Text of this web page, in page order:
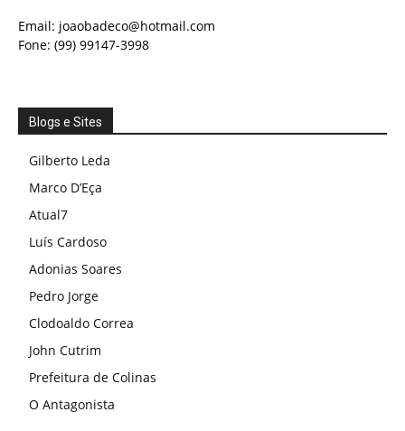
Email: joaobadeco@hotmail.com
Fone: (99) 99147-3998
Blogs e Sites
Gilberto Leda
Marco D’Eça
Atual7
Luís Cardoso
Adonias Soares
Pedro Jorge
Clodoaldo Correa
John Cutrim
Prefeitura de Colinas
O Antagonista